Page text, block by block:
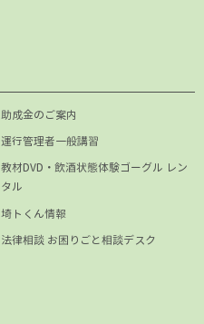
助成金のご案内
運行管理者一般講習
教材DVD・飲酒状態体験ゴーグル レン
タル
埼トくん情報
法律相談 お困りごと相談デスク